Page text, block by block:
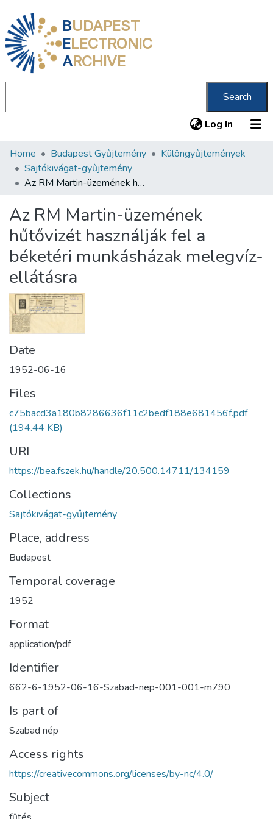
BUDAPEST
ELECTRONIC
ARCHIVE
Search
Log In (current)
Communities & Collections
All of DSpace
About us
Home Budapest Gyűjtemény
Különgyűjtemények
Sajtókivágat-gyűjtemény
Az RM Martin-üzemének hűtővizét használják fel a béketéri munkásházak melegvíz-ellátásra
Az RM Martin-üzemének
hűtővizét használják fel a
béketéri munkásházak melegvíz-
ellátásra
Date
1952-06-16
Files
c75bacd3a180b8286636f11c2bedf188e681456f.pdf
(194.44 KB)
URI
https://bea.fszek.hu/handle/20.500.14711/134159
Collections
Sajtókivágat-gyűjtemény
Place, address
Budapest
Temporal coverage
1952
Format
application/pdf
Identifier
662-6-1952-06-16-Szabad-nep-001-001-m790
Is part of
Szabad nép
Access rights
https://creativecommons.org/licenses/by-nc/4.0/
Subject